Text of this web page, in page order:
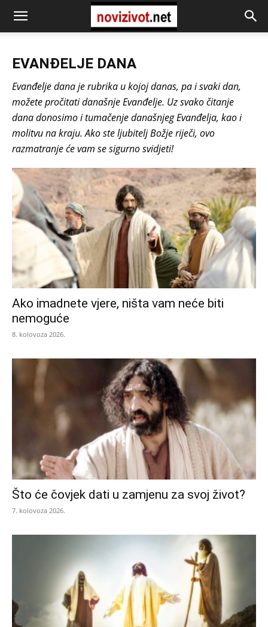
EVANĐELJE DANA
Evanđelje dana je rubrika u kojoj danas, pa i svaki dan,
možete pročitati današnje Evanđelje. Uz svako čitanje
dana donosimo i tumačenje današnjeg Evanđelja, kao i
molitvu na kraju. Ako ste ljubitelj Božje riječi, ovo
razmatranje će vam se sigurno svidjeti!
Ako imadnete vjere, ništa vam neće biti
nemoguće
8. kolovoza 2026.
Što će čovjek dati u zamjenu za svoj život?
7. kolovoza 2026.